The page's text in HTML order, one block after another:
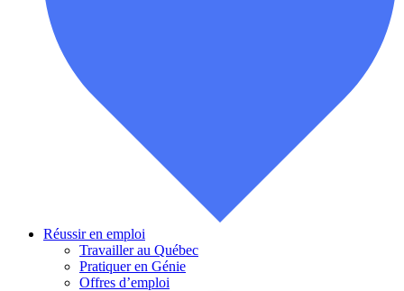
Réussir en emploi
Travailler au Québec
Pratiquer en Génie
Offres d’emploi